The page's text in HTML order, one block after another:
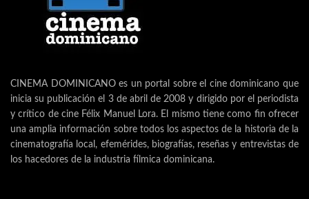
CINEMA DOMINICANO es un portal sobre el cine dominicano que
inicia su publicación el 3 de abril de 2008 y dirigido por el periodista
y crítico de cine Félix Manuel Lora. El mismo tiene como fin ofrecer
una amplia información sobre todos los aspectos de la historia de la
cinematografía local, efemérides, biografías, reseñas y entrevistas de
los hacedores de la industria fílmica dominicana.